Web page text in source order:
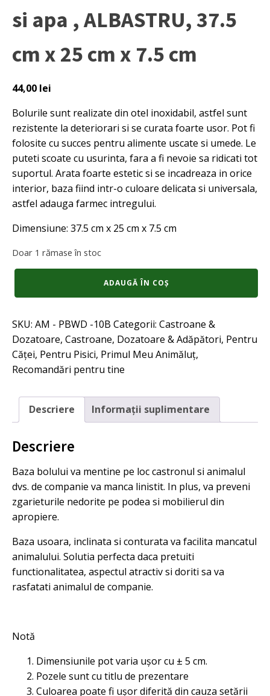
si apa , ALBASTRU, 37.5
cm x 25 cm x 7.5 cm
44,00 lei
Bolurile sunt realizate din otel inoxidabil, astfel sunt
rezistente la deteriorari si se curata foarte usor. Pot fi
folosite cu succes pentru alimente uscate si umede. Le
puteti scoate cu usurinta, fara a fi nevoie sa ridicati tot
suportul. Arata foarte estetic si se incadreaza in orice
interior, baza fiind intr-o culoare delicata si universala,
astfel adauga farmec intregului.
Dimensiune: 37.5 cm x 25 cm x 7.5 cm
Doar 1 rămase în stoc
cu
suport
protectie
pentru
37.5
cm
25
cm
7.5
cm
ADAUGĂ ÎN COȘ
SKU: AM - PBWD -10B Categorii: Castroane &
Dozatoare, Castroane, Dozatoare & Adăpători, Pentru
Căței, Pentru Pisici, Primul Meu Animăluț,
Recomandări pentru tine
Descriere Informații suplimentare
Descriere
Baza bolului va mentine pe loc castronul si animalul
dvs. de companie va manca linistit. In plus, va preveni
zgarieturile nedorite pe podea si mobilierul din
apropiere.
Baza usoara, inclinata si conturata va facilita mancatul
animalului. Solutia perfecta daca pretuiti
functionalitatea, aspectul atractiv si doriti sa va
rasfatati animalul de companie.
Notă
Dimensiunile pot varia ușor cu ± 5 cm.
Pozele sunt cu titlu de prezentare
Culoarea poate fi ușor diferită din cauza setării